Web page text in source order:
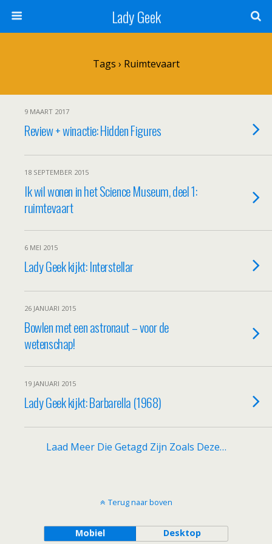
Lady Geek
Tags › Ruimtevaart
9 MAART 2017
Review + winactie: Hidden Figures
18 SEPTEMBER 2015
Ik wil wonen in het Science Museum, deel 1:
ruimtevaart
6 MEI 2015
Lady Geek kijkt: Interstellar
26 JANUARI 2015
Bowlen met een astronaut – voor de
wetenschap!
19 JANUARI 2015
Lady Geek kijkt: Barbarella (1968)
Laad Meer Die Getagd Zijn Zoals Deze…
Terug naar boven
Mobiel Desktop